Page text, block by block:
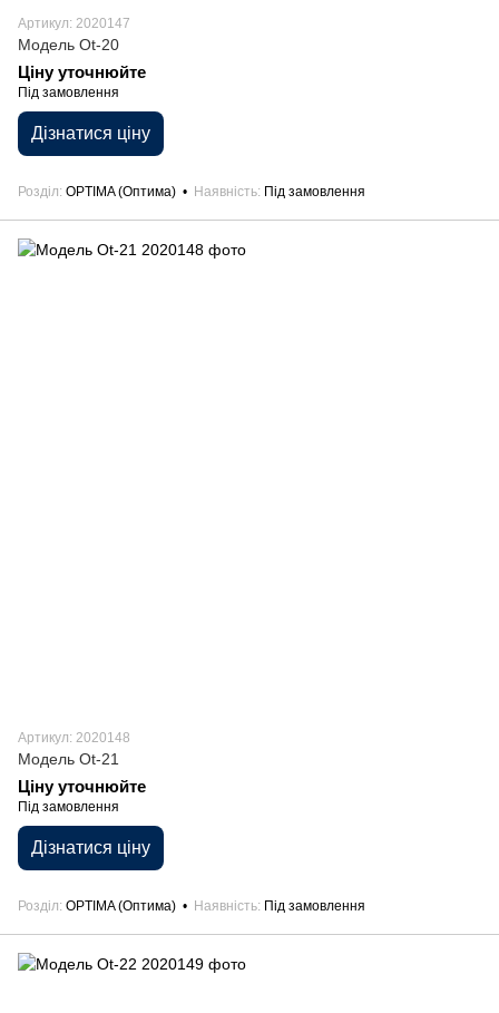
Артикул: 2020147
Модель Ot-20
Ціну уточнюйте
Під замовлення
Дізнатися ціну
Розділ OPTIMA (Оптима) Наявність Під замовлення
Артикул: 2020148
Модель Ot-21
Ціну уточнюйте
Під замовлення
Дізнатися ціну
Розділ OPTIMA (Оптима) Наявність Під замовлення